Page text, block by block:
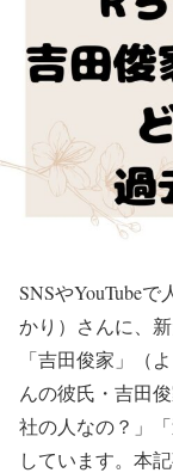
SNSやYouTube
かり）さんに、
「吉田俊家」（
んの彼氏・吉田
社の人なの？」
しています。本